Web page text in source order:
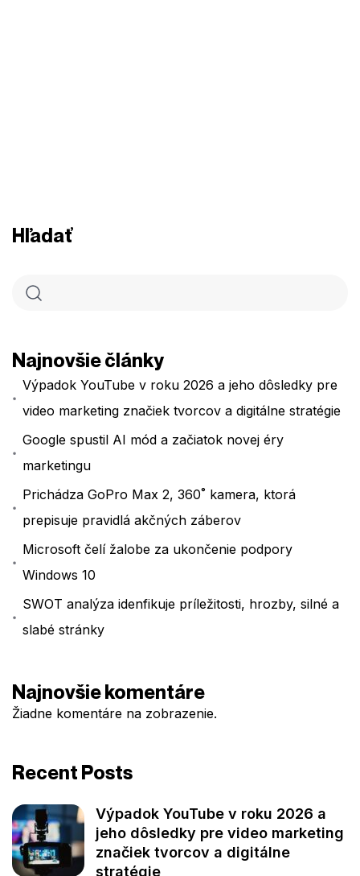
Hľadať
Najnovšie články
Výpadok YouTube v roku 2026 a jeho dôsledky pre
video marketing značiek tvorcov a digitálne stratégie
Google spustil AI mód a začiatok novej éry
marketingu
Prichádza GoPro Max 2, 360˚ kamera, ktorá
prepisuje pravidlá akčných záberov
Microsoft čelí žalobe za ukončenie podpory
Windows 10
SWOT analýza idenfikuje príležitosti, hrozby, silné a
slabé stránky
Najnovšie komentáre
Žiadne komentáre na zobrazenie.
Recent Posts
Výpadok YouTube v roku 2026 a
jeho dôsledky pre video marketing
značiek tvorcov a digitálne
stratégie